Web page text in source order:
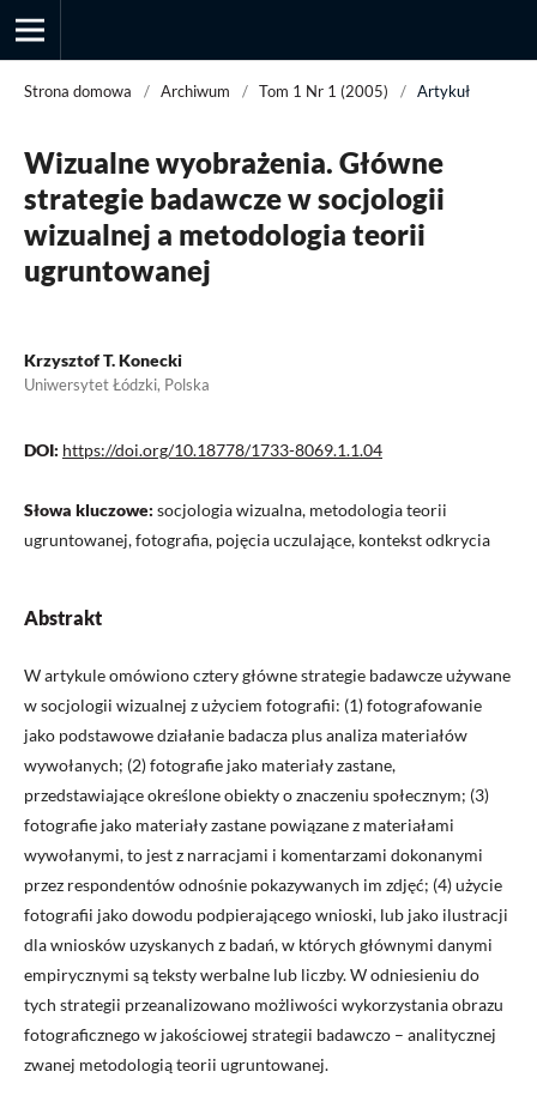
Przegląd Socjologii Jakościowej
Strona domowa / Archiwum / Tom 1 Nr 1 (2005) / Artykuł
Wizualne wyobrażenia. Główne
strategie badawcze w socjologii
wizualnej a metodologia teorii
ugruntowanej
Krzysztof T. Konecki
Uniwersytet Łódzki, Polska
DOI: https://doi.org/10.18778/1733-8069.1.1.04
Słowa kluczowe: socjologia wizualna, metodologia teorii
ugruntowanej, fotografia, pojęcia uczulające, kontekst odkrycia
Abstrakt
W artykule omówiono cztery główne strategie badawcze używane
w socjologii wizualnej z użyciem fotografii: (1) fotografowanie
jako podstawowe działanie badacza plus analiza materiałów
wywołanych; (2) fotografie jako materiały zastane,
przedstawiające określone obiekty o znaczeniu społecznym; (3)
fotografie jako materiały zastane powiązane z materiałami
wywołanymi, to jest z narracjami i komentarzami dokonanymi
przez respondentów odnośnie pokazywanych im zdjęć; (4) użycie
fotografii jako dowodu podpierającego wnioski, lub jako ilustracji
dla wniosków uzyskanych z badań, w których głównymi danymi
empirycznymi są teksty werbalne lub liczby. W odniesieniu do
tych strategii przeanalizowano możliwości wykorzystania obrazu
fotograficznego w jakościowej strategii badawczo – analitycznej
zwanej metodologią teorii ugruntowanej.